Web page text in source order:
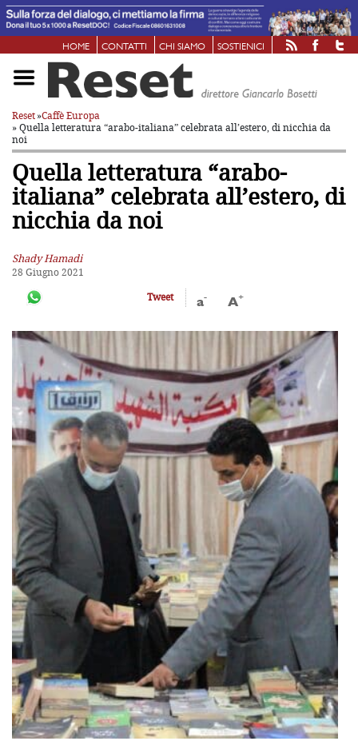
HOME CONTATTI CHI SIAMO SOSTIENICI
Reset»Caffè Europa
» Quella letteratura “arabo-italiana” celebrata all’estero, di nicchia da
noi
Quella letteratura “arabo-
italiana” celebrata all’estero, di
nicchia da noi
Shady Hamadi
28 Giugno 2021
Tweet
a- A+